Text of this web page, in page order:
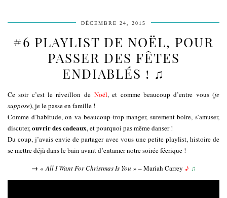
DÉCEMBRE 24, 2015
#6 PLAYLIST DE NOËL, POUR
PASSER DES FÊTES
ENDIABLÉS ! ♫
Ce soir c’est le réveillon de Noël, et comme beaucoup d’entre vous (je
suppose), je le passe en famille !
Comme d’habitude, on vabeaucoup tropmanger, surement boire, s’amuser,
discuter,ouvrir des cadeaux, et pourquoi pas même danser !
Du coup, j’avais envie de partager avec vous une petite playlist, histoire de
se mettre déjà dans le bain avant d’entamer notre soirée féerique !
→ «All I Want For Christmas Is You » – Mariah Carrey ♪ ♫